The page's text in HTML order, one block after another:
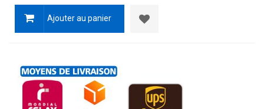
Ajouter au panier